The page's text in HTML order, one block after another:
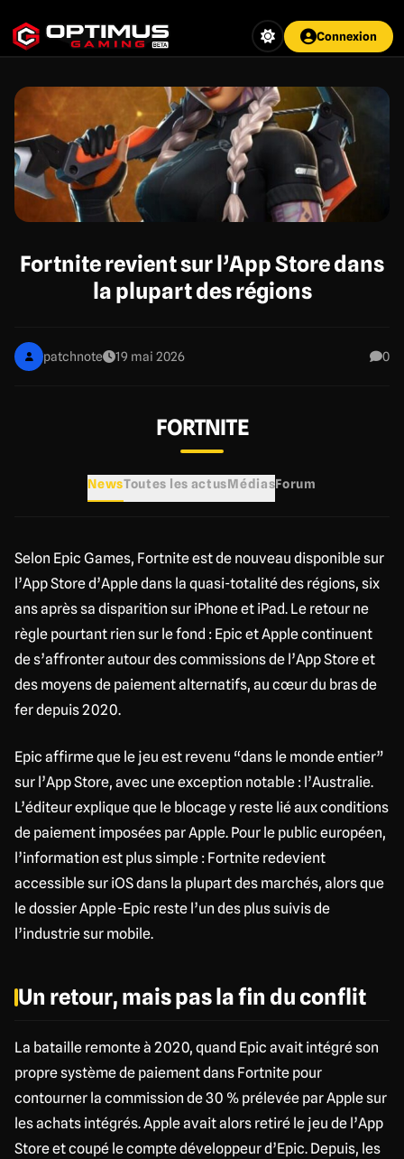
au
contenu
Connexion
Fortnite revient sur l’App Store dans
la plupart des régions
patchnote 19 mai 2026 0
FORTNITE
NewsToutes les actusMédiasForum
Selon Epic Games, Fortnite est de nouveau disponible sur
l’App Store d’Apple dans la quasi-totalité des régions, six
ans après sa disparition sur iPhone et iPad. Le retour ne
règle pourtant rien sur le fond : Epic et Apple continuent
de s’affronter autour des commissions de l’App Store et
des moyens de paiement alternatifs, au cœur du bras de
fer depuis 2020.
Epic affirme que le jeu est revenu “dans le monde entier”
sur l’App Store, avec une exception notable : l’Australie.
L’éditeur explique que le blocage y reste lié aux conditions
de paiement imposées par Apple. Pour le public européen,
l’information est plus simple : Fortnite redevient
accessible sur iOS dans la plupart des marchés, alors que
le dossier Apple-Epic reste l’un des plus suivis de
l’industrie sur mobile.
Un retour, mais pas la fin du conflit
La bataille remonte à 2020, quand Epic avait intégré son
propre système de paiement dans Fortnite pour
contourner la commission de 30 % prélevée par Apple sur
les achats intégrés. Apple avait alors retiré le jeu de l’App
Store et coupé le compte développeur d’Epic. Depuis, les